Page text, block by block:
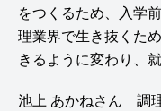
をつくるため、入学
理業界で生き抜くた
きるように変わり、
池上 あかねさん 調